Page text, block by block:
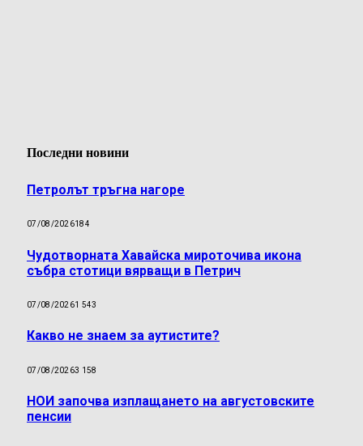
Последни новини
Петролът тръгна нагоре
07/08/2026184
Чудотворната Хавайска мироточива икона
събра стотици вярващи в Петрич
07/08/20261 543
Какво не знаем за аутистите?
07/08/20263 158
НОИ започва изплащането на августовските
пенсии